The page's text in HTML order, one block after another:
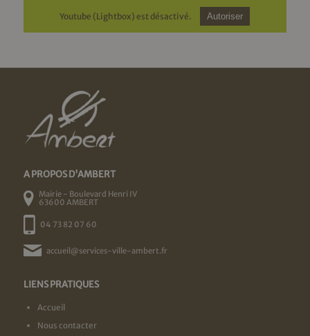
Youtube (Lightbox) est désactivé. Autoriser
A PROPOS D'AMBERT
Mairie - Boulevard Henri IV
63600 AMBERT
04 73 82 07 60
accueil@services-ville-ambert.fr
LIENS PRATIQUES
Accueil
Nous contacter